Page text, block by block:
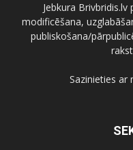
Jebkura
modificēšana,
publiskošana/
Sazinieties ar